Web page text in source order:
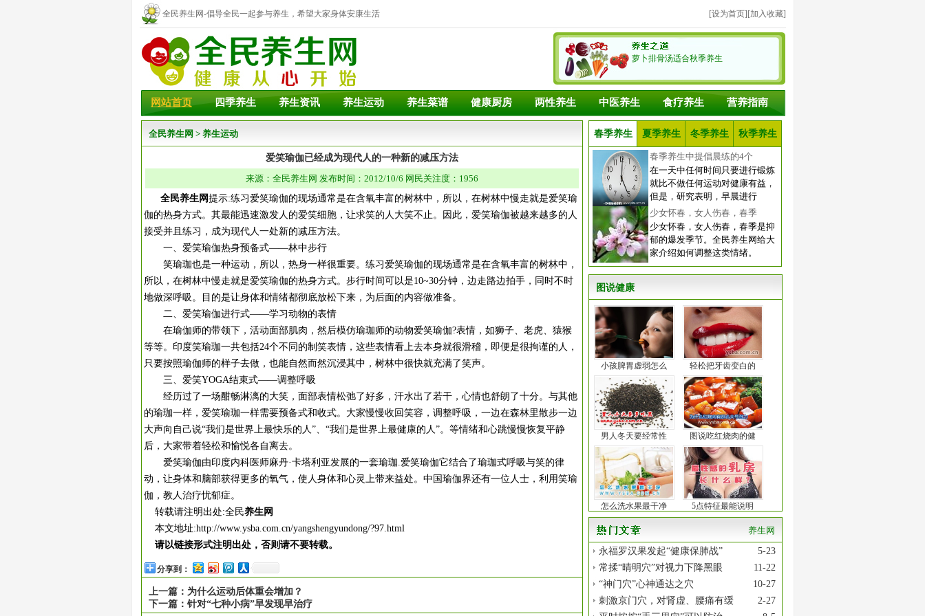
全民养生网-倡导全民一起参与养生，希望大家身体安康生活
幸福！
[设为首页][加入收藏]
萝卜排骨汤适合秋季养生
网站首页 四季养生 养生资讯 养生运动 养生菜谱 健康厨房 两性养生 中医养生 食疗养生 营养指南
全民养生网 > 养生运动
爱笑瑜伽已经成为现代人的一种新的减压方法
来源：全民养生网 发布时间：2012/10/6 网民关注度：1956
全民养生网提示:练习爱笑瑜伽的现场通常是在含氧丰富的树林中，所以，在树林中慢走就是爱笑瑜
伽的热身方式。其最能迅速激发人的爱笑细胞，让求笑的人大笑不止。因此，爱笑瑜伽被越来越多的人
接受并且练习，成为现代人一处新的减压方法。
一、爱笑瑜伽热身预备式——林中步行
笑瑜珈也是一种运动，所以，热身一样很重要。练习爱笑瑜伽的现场通常是在含氧丰富的树林中，
所以，在树林中慢走就是爱笑瑜伽的热身方式。步行时间可以是10~30分钟，边走路边拍手，同时不时
地做深呼吸。目的是让身体和情绪都彻底放松下来，为后面的内容做准备。
二、爱笑瑜伽进行式——学习动物的表情
在瑜伽师的带领下，活动面部肌肉，然后模仿瑜珈师的动物爱笑瑜伽?表情，如狮子、老虎、猿猴
等等。印度笑瑜珈一共包括24个不同的制笑表情，这些表情看上去本身就很滑稽，即便是很拘谨的人，
只要按照瑜伽师的样子去做，也能自然而然沉浸其中，树林中很快就充满了笑声。
三、爱笑YOGA结束式——调整呼吸
经历过了一场酣畅淋漓的大笑，面部表情松弛了好多，汗水出了若干，心情也舒朗了十分。与其他
的瑜珈一样，爱笑瑜珈一样需要预备式和收式。大家慢慢收回笑容，调整呼吸，一边在森林里散步一边
大声向自己说“我们是世界上最快乐的人”、“我们是世界上最健康的人”。等情绪和心跳慢慢恢复平静
后，大家带着轻松和愉悦各自离去。
爱笑瑜伽由印度内科医师麻丹·卡塔利亚发展的一套瑜珈.爱笑瑜伽它结合了瑜珈式呼吸与笑的律
动，让身体和脑部获得更多的氧气，使人身体和心灵上带来益处。中国瑜伽界还有一位人士，利用笑瑜
伽，教人治疗忧郁症。
转载请注明出处:全民养生网
本文地址:http://www.ysba.com.cn/yangshengyundong/?97.html
请以链接形式注明出处，否则请不要转载。
分享到：
上一篇： 为什么运动后体重会增加？
下一篇： 针对“七种小病”早发现早治疗
春季养生 夏季养生 冬季养生 秋季养生
春季养生中提倡晨练的4个
在一天中任何时间只要进行锻炼
就比不做任何运动对健康有益，
但是，研究表明，早晨进行
少女怀春，女人伤春，春季
少女怀春，女人伤春，春季是抑
郁的爆发季节。全民养生网给大
家介绍如何调整这类情绪。
图说健康
小孩脾胃虚弱怎么 轻松把牙齿变白的
男人冬天要经常性 图说吃红烧肉的健
怎么洗水果最干净 5点特征最能说明
养生网
5-23
永福罗汉果发起“健康保肺战”
11-22
常揉“晴明穴”对视力下降黑眼
10-27
“神门穴”心神通达之穴
2-27
刺激京门穴，对肾虚、腰痛有缓